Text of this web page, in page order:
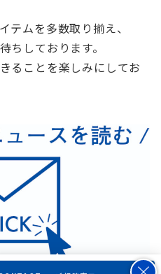
テムを多数取り揃え、
ちしております。
ることを楽しみにしてお